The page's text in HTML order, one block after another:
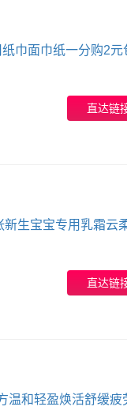
巾面巾纸一分购2元
直达
生宝宝专用乳霜云
直达
温和轻盈焕活舒缓疲